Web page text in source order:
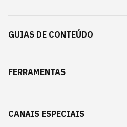
GUIAS DE CONTEÚDO
FERRAMENTAS
CANAIS ESPECIAIS